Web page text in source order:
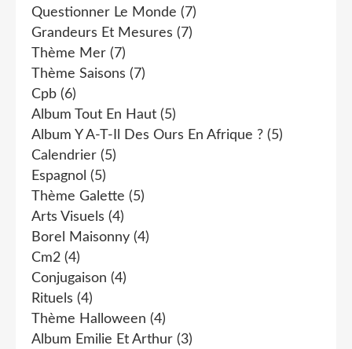
Questionner Le Monde (7)
Grandeurs Et Mesures (7)
Thème Mer (7)
Thème Saisons (7)
Cpb (6)
Album Tout En Haut (5)
Album Y A-T-Il Des Ours En Afrique ? (5)
Calendrier (5)
Espagnol (5)
Thème Galette (5)
Arts Visuels (4)
Borel Maisonny (4)
Cm2 (4)
Conjugaison (4)
Rituels (4)
Thème Halloween (4)
Album Emilie Et Arthur (3)